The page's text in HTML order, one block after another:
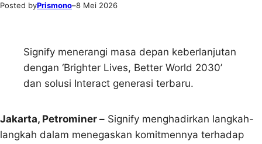
Posted byPrismono–8 Mei 2026
Signify menerangi masa depan keberlanjutan
dengan ‘Brighter Lives, Better World 2030’
dan solusi Interact generasi terbaru.
Jakarta, Petrominer – Signify menghadirkan langkah-
langkah dalam menegaskan komitmennya terhadap